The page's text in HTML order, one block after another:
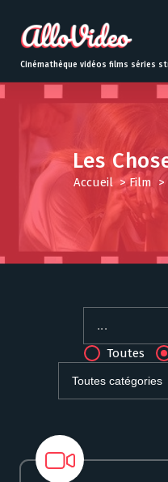
t
o
Cinémathèque vidéos films séries
Les
Accueil>Film >
Toutes